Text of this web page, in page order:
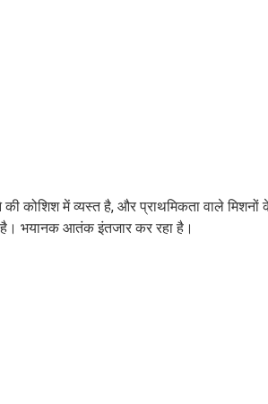
कोशिश में व्यस्त है, और प्राथमिकता वाले मिशनों
है। भयानक आतंक इंतजार कर रहा है।